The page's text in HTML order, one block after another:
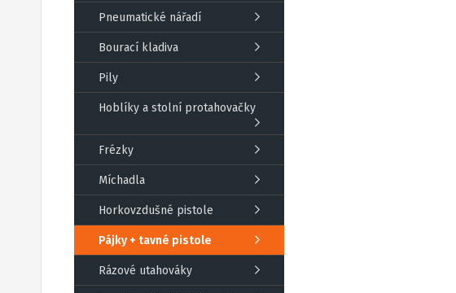
Pneumatické nářadí
Bourací kladiva
Pily
Hoblíky a stolní protahovačky
Frézky
Míchadla
Horkovzdušné pistole
Pájky + tavné pistole
Rázové utahováky